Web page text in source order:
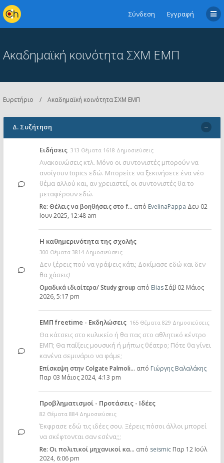
Σύνδεση Εγγραφή
Ακαδημαϊκή κοινότητα ΣΧΜ ΕΜΠ
Ευρετήριο Ακαδημαϊκή κοινότητα ΣΧΜ ΕΜΠ
Δ. Συζήτηση
Ειδήσεις 313 Θέματα 1618 Δημοσιεύσεις
Ανακοινώσεις κτλ. Μόνο οι συντονιστές μπορούν να
ανοίγουν topics εδώ. Μπορείτε να ξεκινήσετε ένα νέο
θέμα αλλού και, αν χρειαστεί, οι συντονιστές θα το
μεταφέρουν εδώ.
Re: Θέλεις να βοηθήσεις στο f… από EvelinaPappa Δευ 02
Ιουν 2025, 12:48 am
Η καθημερινότητα της σχολής
300 Θέματα 3814 Δημοσιεύσεις
Δεν ξέρεις πού να γράψεις κάτι; Δοκίμασε εδώ και δεν
θα χάσεις!
Ομαδικά ιδιαίτερα/ Study group από EliasΣάβ 02 Μάιος
2026, 5:17 pm
ΕΜΠ freetime - Εκδηλώσεις 165 Θέματα 829 Δημοσιεύσεις
Θα κάτσεις στο κυλικείο ή θα πας στο αθλητικό κέντρο
ΕΜΠ; Θα παίξεις μουσική ή μήπως θέατρο; Πότε θα γίνει
κανένα σεμινάριο να φάμε;
Επίσκεψη στην Colgate Palmoli… από Γιώργης Βαλαλάκης
Παρ 03 Μάιος 2024, 4:13 pm
Προβληματισμοί - Προτάσεις - Ιδέες
82 Θέματα 884 Δημοσιεύσεις
Έκφρασε εδώ τις ιδέες σου. Ξέρεις πόσοι άλλοι μπορεί
να σκέφτονται σαν εσένα;;;
Re: Οι πολιτικοί μηχανικοί κα… από seismic Παρ 12 Ιούλ
2024, 6:06 pm